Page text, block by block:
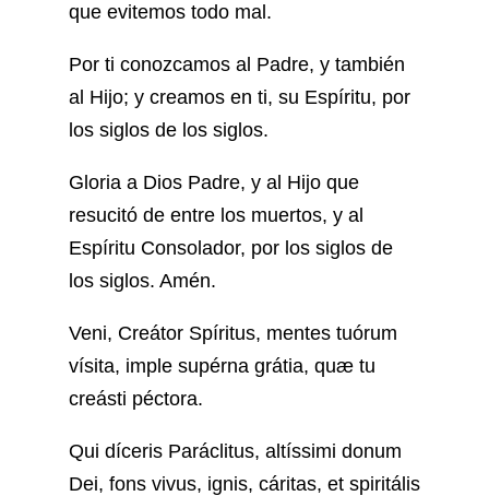
que evitemos todo mal.
Por ti conozcamos al Padre, y también
al Hijo; y creamos en ti, su Espíritu, por
los siglos de los siglos.
Gloria a Dios Padre, y al Hijo que
resucitó de entre los muertos, y al
Espíritu Consolador, por los siglos de
los siglos. Amén.
Veni, Creátor Spíritus, mentes tuórum
vísita, imple supérna grátia, quæ tu
creásti péctora.
Qui díceris Paráclitus, altíssimi donum
Dei, fons vivus, ignis, cáritas, et spiritális